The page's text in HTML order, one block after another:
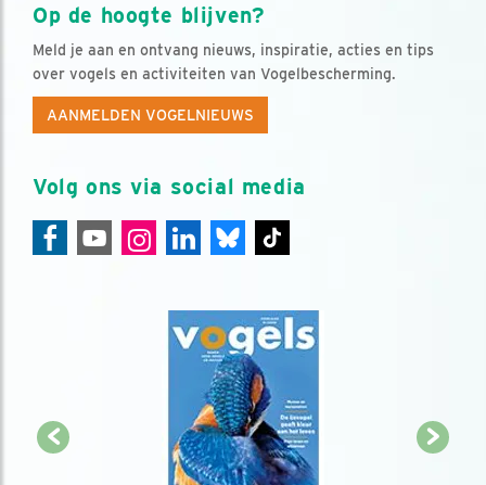
Op de hoogte blijven?
Meld je aan en ontvang nieuws, inspiratie, acties en tips
over vogels en activiteiten van Vogelbescherming.
AANMELDEN VOGELNIEUWS
Volg ons via social media